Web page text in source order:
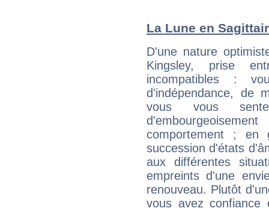
La Lune en
D'une nature
Kingsley, prise
incompatibles :
d'indépendance, de
vous vous
comportement ; en
succession d'états
aux différentes
empreints d'une
renouveau. Plutôt
vous avez